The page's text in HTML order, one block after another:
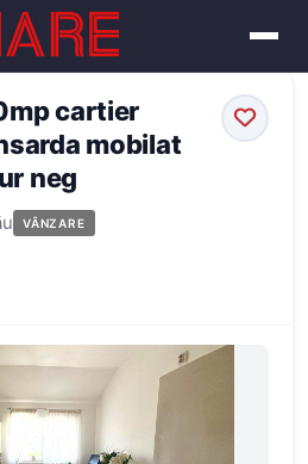
cartier
mobilat
neg
VÂNZARE